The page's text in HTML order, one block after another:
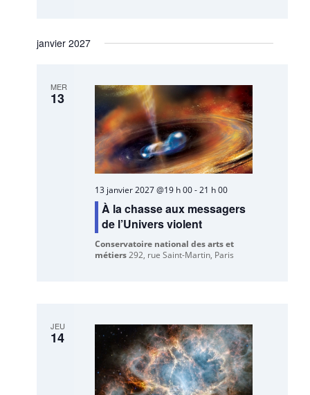
janvier 2027
MER
13
13 janvier 2027 @19 h 00-21 h 00
À la chasse aux messagers
de l’Univers violent
Conservatoire national des arts et
métiers292, rue Saint-Martin, Paris
JEU
14